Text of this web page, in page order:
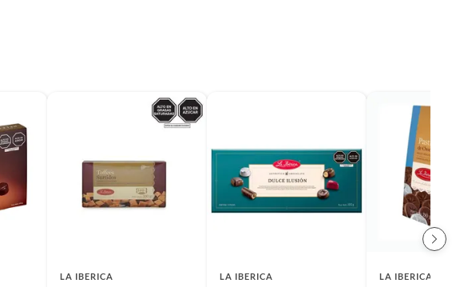
LA IBERICA LA IBERICA LA IBERICA